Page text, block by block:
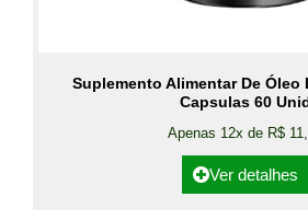
Suplemento Alimentar De Óleo
Capsulas 60
Apenas 12x de R$
Ver detalhes